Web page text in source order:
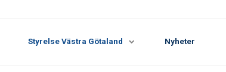
Styrelse Västra Götaland Nyheter